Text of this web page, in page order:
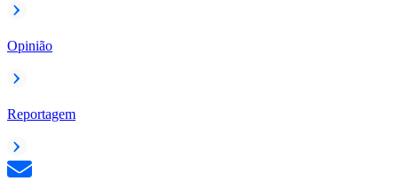
Opinião
Reportagem